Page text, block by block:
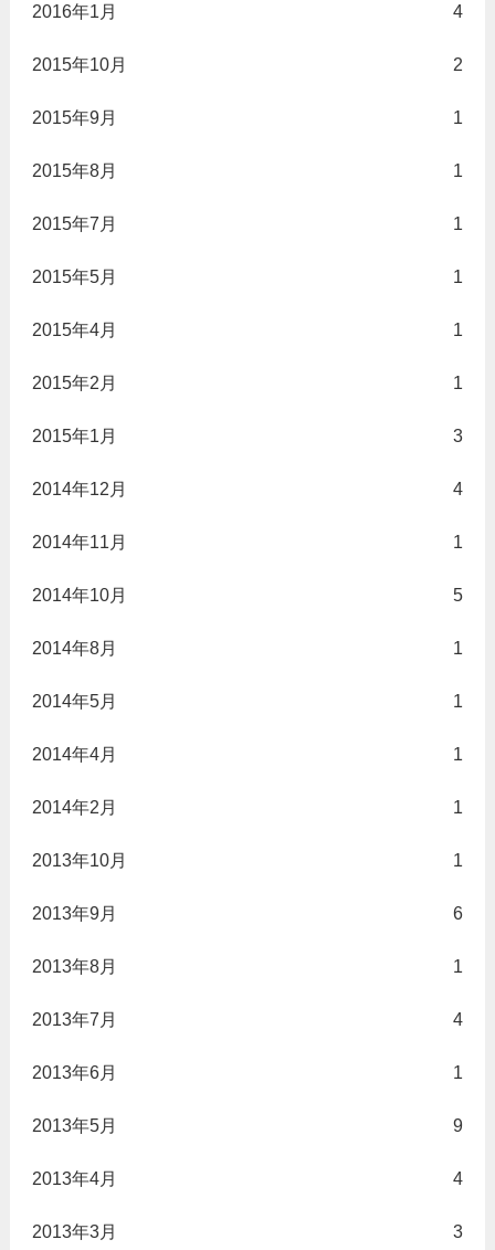
2016年1月 4
2015年10月 2
2015年9月 1
2015年8月 1
2015年7月 1
2015年5月 1
2015年4月 1
2015年2月 1
2015年1月 3
2014年12月 4
2014年11月 1
2014年10月 5
2014年8月 1
2014年5月 1
2014年4月 1
2014年2月 1
2013年10月 1
2013年9月 6
2013年8月 1
2013年7月 4
2013年6月 1
2013年5月 9
2013年4月 4
2013年3月 3